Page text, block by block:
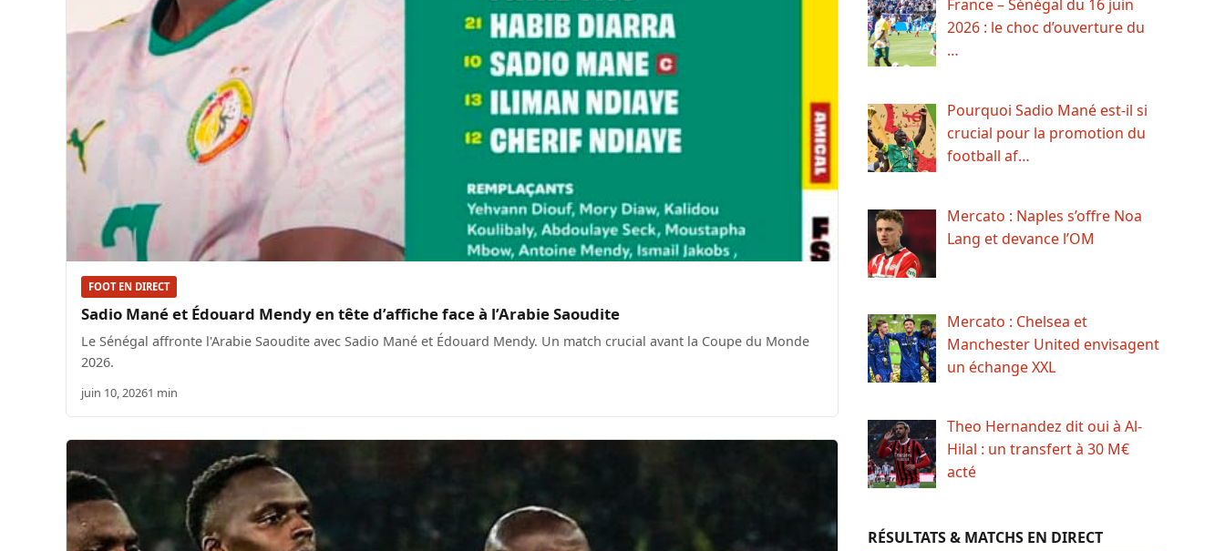
FOOT EN DIRECT
Sadio Mané et Édouard Mendy en tête d’affiche face à l’Arabie Saoudite
Le Sénégal affronte l'Arabie Saoudite avec Sadio Mané et Édouard Mendy. Un match crucial avant la Coupe du Monde
2026.
juin 10, 20261 min
France – Sénégal du 16 juin
2026 : le choc d’ouverture du
…
Pourquoi Sadio Mané est-il si
crucial pour la promotion du
football af…
Mercato : Naples s’offre Noa
Lang et devance l’OM
Mercato : Chelsea et
Manchester United envisagent
un échange XXL
Theo Hernandez dit oui à Al-
Hilal : un transfert à 30 M€
acté
RÉSULTATS & MATCHS EN DIRECT